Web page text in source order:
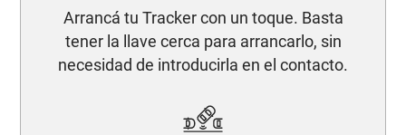
Arrancá tu Tracker con un toque. Basta
tener la llave cerca para arrancarlo, sin
necesidad de introducirla en el contacto.